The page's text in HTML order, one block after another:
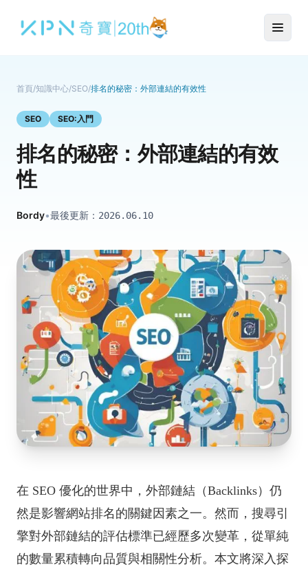
首頁/知識中心/SEO/排名的秘密：外部連結的有效性
SEO SEO:入門
排名的秘密：外部連結的有效
性
Bordy•最後更新： 2026.06.10
在 SEO 優化的世界中，外部鏈結（Backlinks）仍
然是影響網站排名的關鍵因素之一。然而，搜尋引
擎對外部鏈結的評估標準已經歷多次變革，從單純
的數量累積轉向品質與相關性分析。本文將深入探